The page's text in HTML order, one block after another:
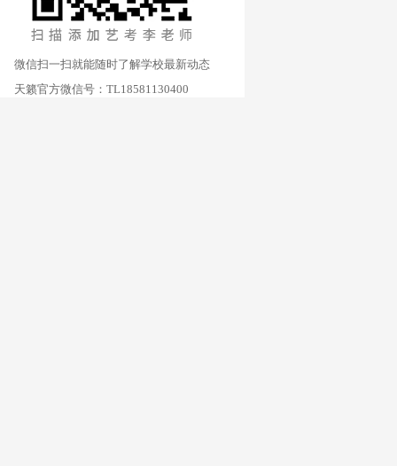
微信扫一扫就能随时了解学校最新动态
天籁官方微信号：TL18581130400